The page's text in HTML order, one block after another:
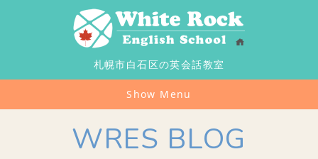
札幌市白石区の英会話教室
Show Menu
WRES BLOG